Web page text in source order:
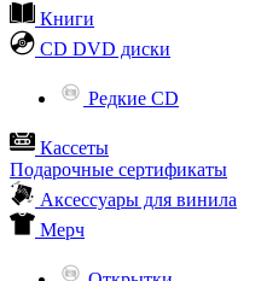
Книги
CD DVD диски
Редкие CD
Кассеты
Подарочные сертификаты
Аксессуары для винила
Мерч